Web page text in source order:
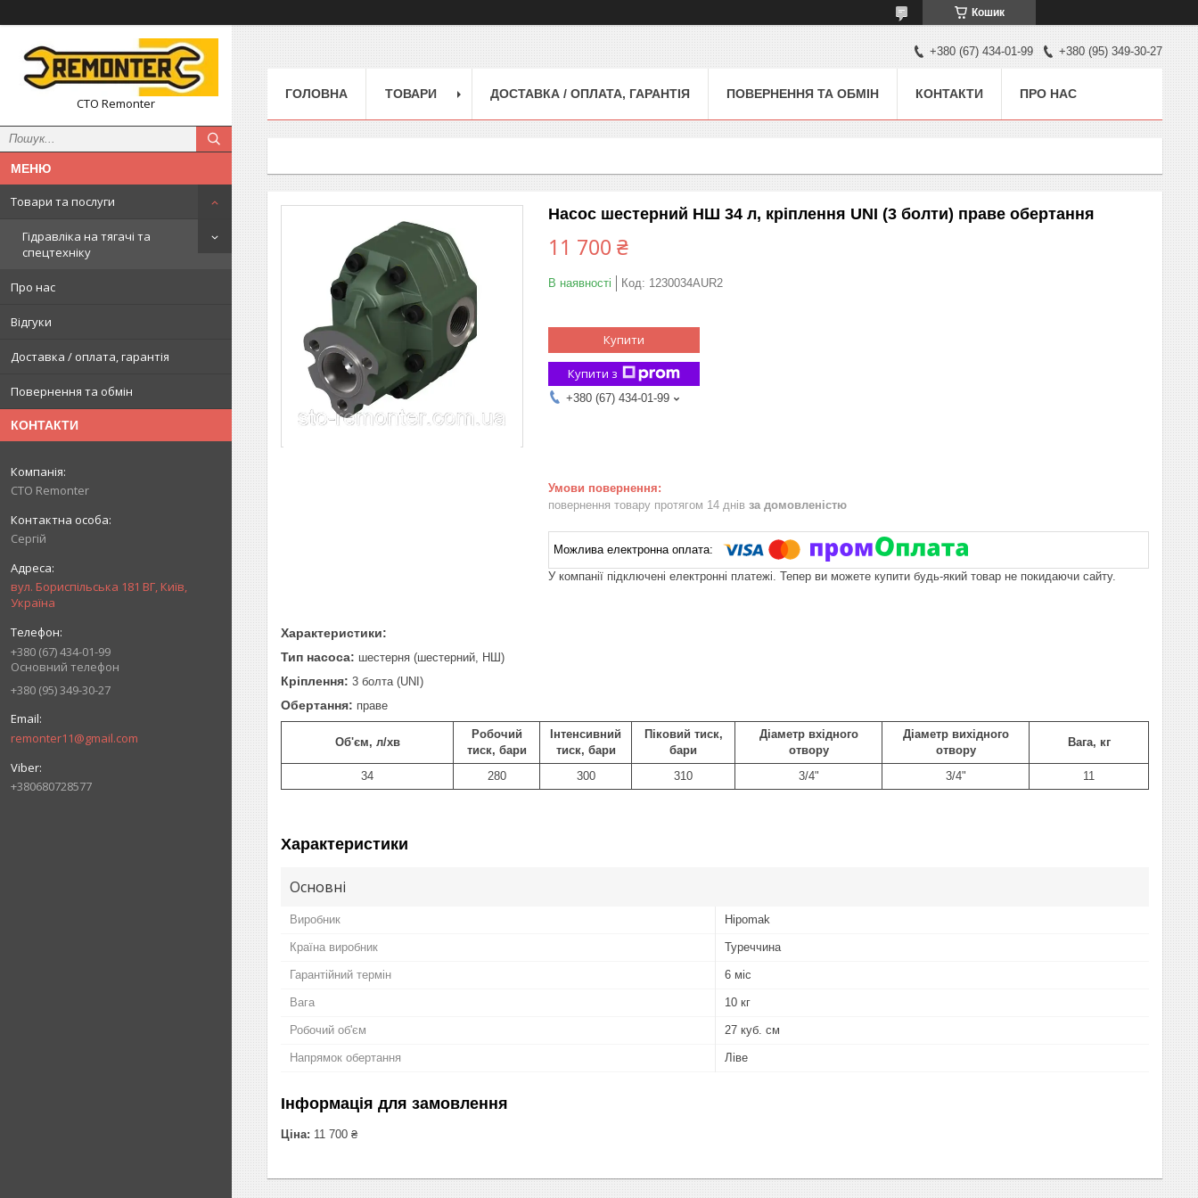
Кошик
СТО Remonter
Товари та послуги
Гідравліка на тягачі та
спецтехніку
Про нас
Відгуки
Доставка / оплата, гарантія
Повернення та обмін
КОНТАКТИ
СТО Remonter
Сергій
вул. Бориспільська 181 ВГ, Київ,
Україна
+380 (67) 434-01-99
Основний телефон
+380 (95) 349-30-27
remonter11@gmail.com
+380680728577
+380 (67) 434-01-99 +380 (95) 349-30-27
ГОЛОВНА ТОВАРИ ДОСТАВКА / ОПЛАТА, ГАРАНТІЯ ПОВЕРНЕННЯ ТА ОБМІН КОНТАКТИ ПРО НАС
Насос шестерний НШ 34 л, кріплення UNI (3 болти) праве обертання
11 700 ₴
В наявності Код: 1230034AUR2
Купити
Купити з
+380 (67) 434-01-99
повернення товару протягом 14 днів за домовленістю
У компанії підключені електронні платежі. Тепер ви можете купити будь-який товар не покидаючи сайту.
Характеристики:
Тип насоса: шестерня (шестерний, НШ)
Кріплення: 3 болта (UNI)
Обертання: праве
Об'єм, л/хв
Робочий
тиск, бари
Інтенсивний
тиск, бари
Піковий тиск,
бари
Діаметр вхідного
отвору
Діаметр вихідного
отвору
Вага, кг
34 280 300 310 3/4" 3/4" 11
Характеристики
Основні
Виробник Hipomak
Країна виробник Туреччина
Гарантійний термін 6 міс
Вага 10 кг
Робочий об'єм 27 куб. см
Напрямок обертання Ліве
Інформація для замовлення
Ціна: 11 700 ₴